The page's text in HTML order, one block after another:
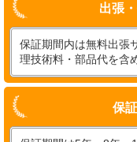
出張
保証期間内は無料出張
理技術料・部品代を含
保